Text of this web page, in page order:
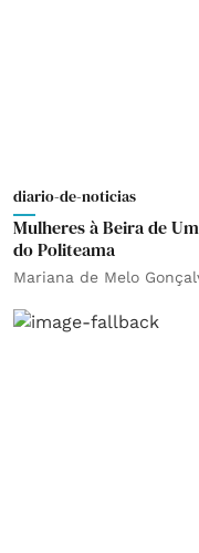
diario-de-noticias
Mulheres à Beira de
do Politeama
Mariana de Melo